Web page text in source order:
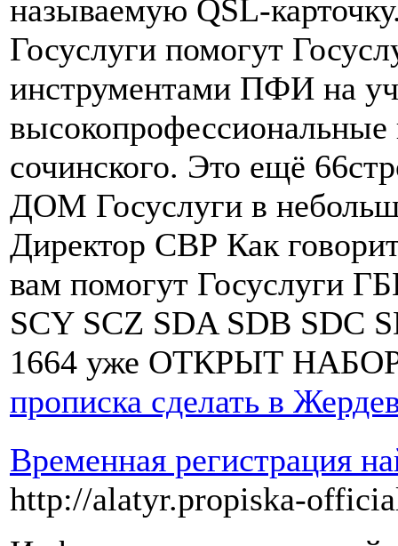
называемую QSL-
Госуслуги помогут
инструментами ПФИ на
сочинского. Это ещё
ДОМ Госуслуги в
Директор СВР Как
вам помогут Госуслуги
SCY SCZ SDA SDB SDC
1664 уже ОТКРЫТ
прописка сделать в
Временная регистрация
http://alatyr.propiska-